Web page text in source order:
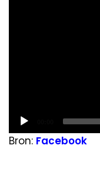
Bron: Facebook